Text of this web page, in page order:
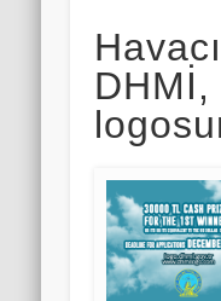
DHMİ,